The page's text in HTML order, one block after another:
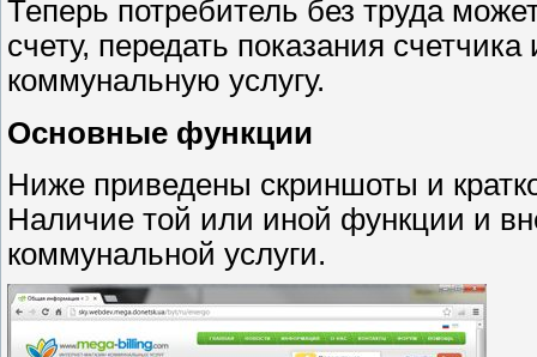
Теперь потребитель без труда
счету, передать показания
коммунальную услугу.
Основные функции
Ниже приведены скриншоты и
Наличие той или иной функции и
коммунальной услуги.